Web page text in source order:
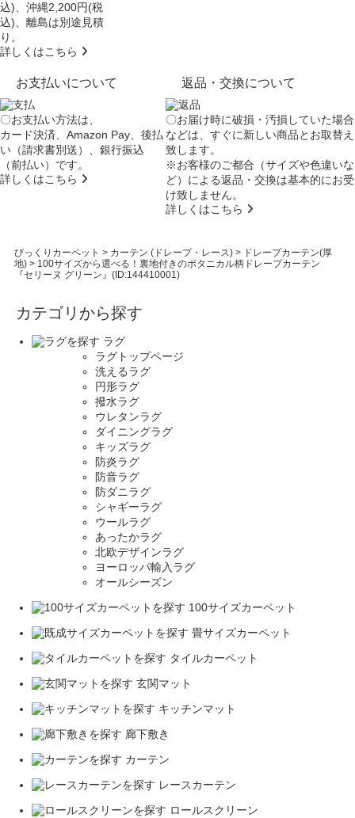
込)、沖縄2,200円(税
込)、離島は別途見積
り。
詳しくはこちら
お支払いについて
〇お支払い方法は、
カード決済、Amazon Pay、後払
い（請求書別送）、銀行振込
（前払い）です。
詳しくはこちら
返品・交換について
〇お届け時に破損・汚損していた場合
などは、すぐに新しい商品とお取替え
致します。
※お客様のご都合（サイズや色違いな
ど）による返品・交換は基本的にお受
け致しません。
詳しくはこちら
びっくりカーペット > カーテン (ドレープ・レース)> ドレープカーテン(厚
地)> 100サイズから選べる！裏地付きのボタニカル柄ドレープカーテン
『セリーヌ グリーン』(ID:144410001)
カテゴリから探す
ラグ
ラグトップページ
洗えるラグ
円形ラグ
撥水ラグ
ウレタンラグ
ダイニングラグ
キッズラグ
防炎ラグ
防音ラグ
防ダニラグ
シャギーラグ
ウールラグ
あったかラグ
北欧デザインラグ
ヨーロッパ輸入ラグ
オールシーズン
100サイズカーペット
畳サイズカーペット
タイルカーペット
玄関マット
キッチンマット
廊下敷き
カーテン
レースカーテン
ロールスクリーン